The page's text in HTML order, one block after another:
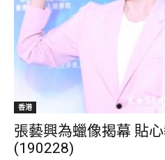
香港
張藝興為蠟像揭幕 貼
(190228)